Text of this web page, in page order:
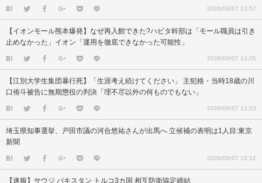
2026/08/07 13:57
【イオンモール熊本爆発】なぜ再入館できた?ハビタ幹部は「モール職員は引き
止めなかった」イオン「運用を徹底できなかった可能性」
2026/08/07 13:05
【江別大学生集団暴行死】「生涯考え続けてください」 主犯格・当時18歳の川
口侑斗被告に無期懲役の判決「理不尽以外の何ものでもない」
2026/08/07 12:53
埼玉県知事選挙、戸田市議の河合悠祐さんが出馬へ 立候補の表明は1人目:東京
新聞
2026/08/07 15:12
【速報】サウジ パキスタン トルコ3カ国 相互防衛協定締結